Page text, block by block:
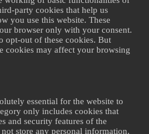
party cookies that help us
you use this website. These
browser only with your consent.
opt-out of these cookies. But
cookies may affect your browsing
essential for the website to
only includes cookies that
and security features of the
store any personal information.